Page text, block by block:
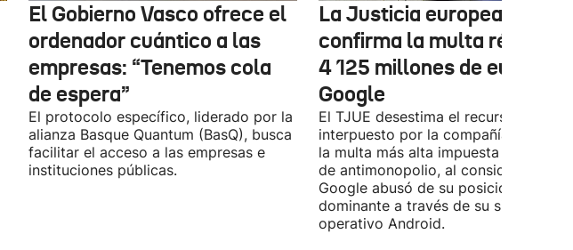
El Gobierno Vasco ofrece el
ordenador cuántico a las
empresas: “Tenemos cola
de espera”
El protocolo específico, liderado por la
alianza Basque Quantum (BasQ), busca
facilitar el acceso a las empresas e
instituciones públicas.
La Justicia europea
confirma la multa récord
4 125 millones de euros a
Google
El TJUE desestima el recurso
interpuesto por la compañía y
la multa más alta impuesta en un
de antimonopolio, al considerar que
Google abusó de su posición
dominante a través de su sistema
operativo Android.